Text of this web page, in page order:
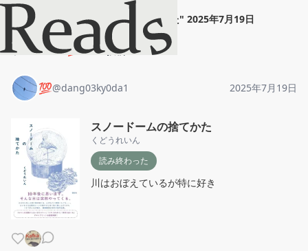
💯" スノードームの捨てかた" 2025年7月19日
ホーム 💯 投稿
💯@dang03ky0da1 2025年7月19日
スノードームの捨てかた
くどうれいん
読み終わった
川はおぼえているが特に好き